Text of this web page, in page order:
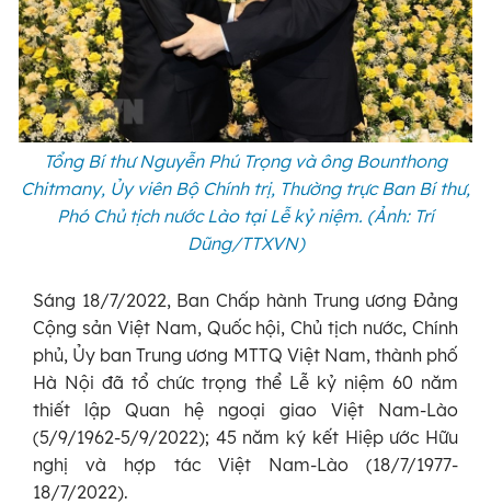
Tổng Bí thư Nguyễn Phú Trọng và ông Bounthong
Chitmany, Ủy viên Bộ Chính trị, Thường trực Ban Bí thư,
Phó Chủ tịch nước Lào tại Lễ kỷ niệm. (Ảnh: Trí
Dũng/TTXVN)
Sáng 18/7/2022, Ban Chấp hành Trung ương Đảng
Cộng sản Việt Nam, Quốc hội, Chủ tịch nước, Chính
phủ, Ủy ban Trung ương MTTQ Việt Nam, thành phố
Hà Nội đã tổ chức trọng thể Lễ kỷ niệm 60 năm
thiết lập Quan hệ ngoại giao Việt Nam-Lào
(5/9/1962-5/9/2022); 45 năm ký kết Hiệp ước Hữu
nghị và hợp tác Việt Nam-Lào (18/7/1977-
18/7/2022).